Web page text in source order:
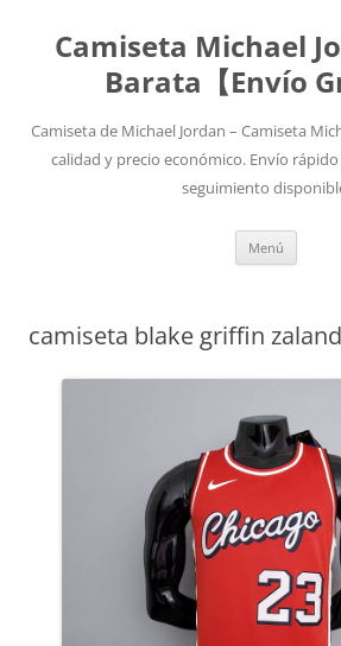
Camiseta Michael
Barata【Envío
Camiseta de Michael Jordan – Camiseta
calidad y precio económico. Envío
seguimiento
Menú
camiseta blake griffin